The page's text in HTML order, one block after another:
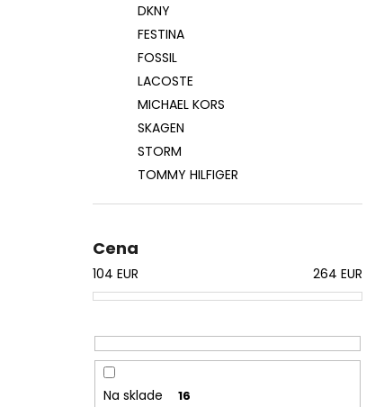
DKNY
FESTINA
FOSSIL
LACOSTE
MICHAEL KORS
SKAGEN
STORM
TOMMY HILFIGER
Cena
104 EUR 264 EUR
Na sklade 16